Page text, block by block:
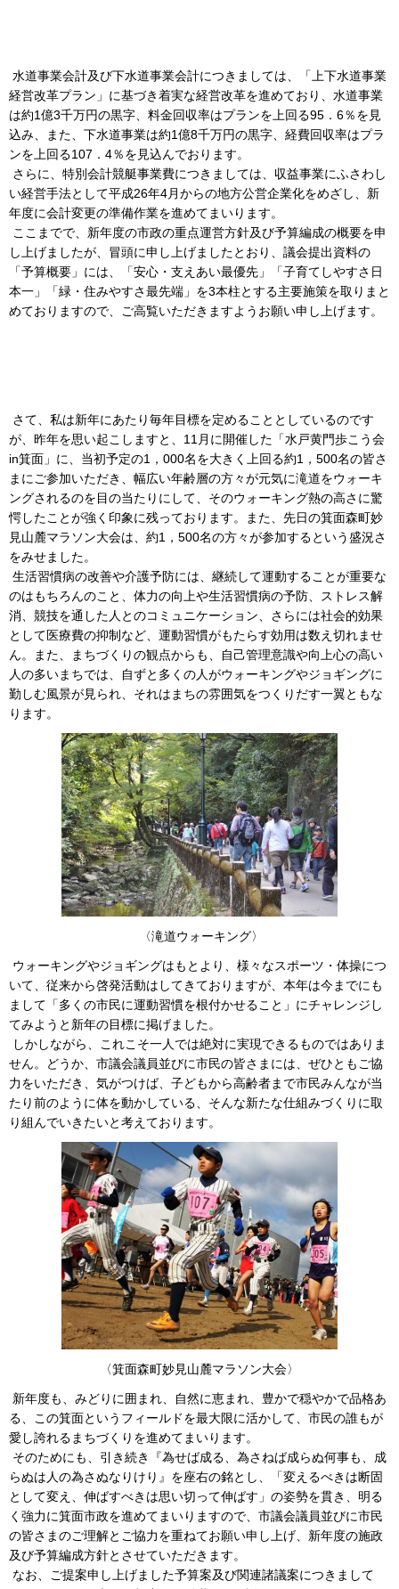
水道事業会計及び下水道事業会計につきましては、「上下水道事業
経営改革プラン」に基づき着実な経営改革を進めており、水道事業
は約1億3千万円の黒字、料金回収率はプランを上回る95．6％を見
込み、また、下水道事業は約1億8千万円の黒字、経費回収率はプラ
ンを上回る107．4％を見込んでおります。
さらに、特別会計競艇事業費につきましては、収益事業にふさわし
い経営手法として平成26年4月からの地方公営企業化をめざし、新
年度に会計変更の準備作業を進めてまいります。
ここまでで、新年度の市政の重点運営方針及び予算編成の概要を申
し上げましたが、冒頭に申し上げましたとおり、議会提出資料の
「予算概要」には、「安心・支えあい最優先」「子育てしやすさ日
本一」「緑・住みやすさ最先端」を3本柱とする主要施策を取りまと
めておりますので、ご高覧いただきますようお願い申し上げます。
さて、私は新年にあたり毎年目標を定めることとしているのです
が、昨年を思い起こしますと、11月に開催した「水戸黄門歩こう会
in箕面」に、当初予定の1，000名を大きく上回る約1，500名の皆さ
まにご参加いただき、幅広い年齢層の方々が元気に滝道をウォーキ
ングされるのを目の当たりにして、そのウォーキング熱の高さに驚
愕したことが強く印象に残っております。また、先日の箕面森町妙
見山麓マラソン大会は、約1，500名の方々が参加するという盛況さ
をみせました。
生活習慣病の改善や介護予防には、継続して運動することが重要な
のはもちろんのこと、体力の向上や生活習慣病の予防、ストレス解
消、競技を通した人とのコミュニケーション、さらには社会的効果
として医療費の抑制など、運動習慣がもたらす効用は数え切れませ
ん。また、まちづくりの観点からも、自己管理意識や向上心の高い
人の多いまちでは、自ずと多くの人がウォーキングやジョギングに
勤しむ風景が見られ、それはまちの雰囲気をつくりだす一翼ともな
ります。
〈滝道ウォーキング〉
ウォーキングやジョギングはもとより、様々なスポーツ・体操につ
いて、従来から啓発活動はしてきておりますが、本年は今までにも
まして「多くの市民に運動習慣を根付かせること」にチャレンジし
てみようと新年の目標に掲げました。
しかしながら、これこそ一人では絶対に実現できるものではありま
せん。どうか、市議会議員並びに市民の皆さまには、ぜひともご協
力をいただき、気がつけば、子どもから高齢者まで市民みんなが当
たり前のように体を動かしている、そんな新たな仕組みづくりに取
り組んでいきたいと考えております。
〈箕面森町妙見山麓マラソン大会〉
新年度も、みどりに囲まれ、自然に恵まれ、豊かで穏やかで品格あ
る、この箕面というフィールドを最大限に活かして、市民の誰もが
愛し誇れるまちづくりを進めてまいります。
そのためにも、引き続き『為せば成る、為さねば成らぬ何事も、成
らぬは人の為さぬなりけり』を座右の銘とし、「変えるべきは断固
として変え、伸ばすべきは思い切って伸ばす」の姿勢を貫き、明る
く強力に箕面市政を進めてまいりますので、市議会議員並びに市民
の皆さまのご理解とご協力を重ねてお願い申し上げ、新年度の施政
及び予算編成方針とさせていただきます。
なお、ご提案申し上げました予算案及び関連諸議案につきまして